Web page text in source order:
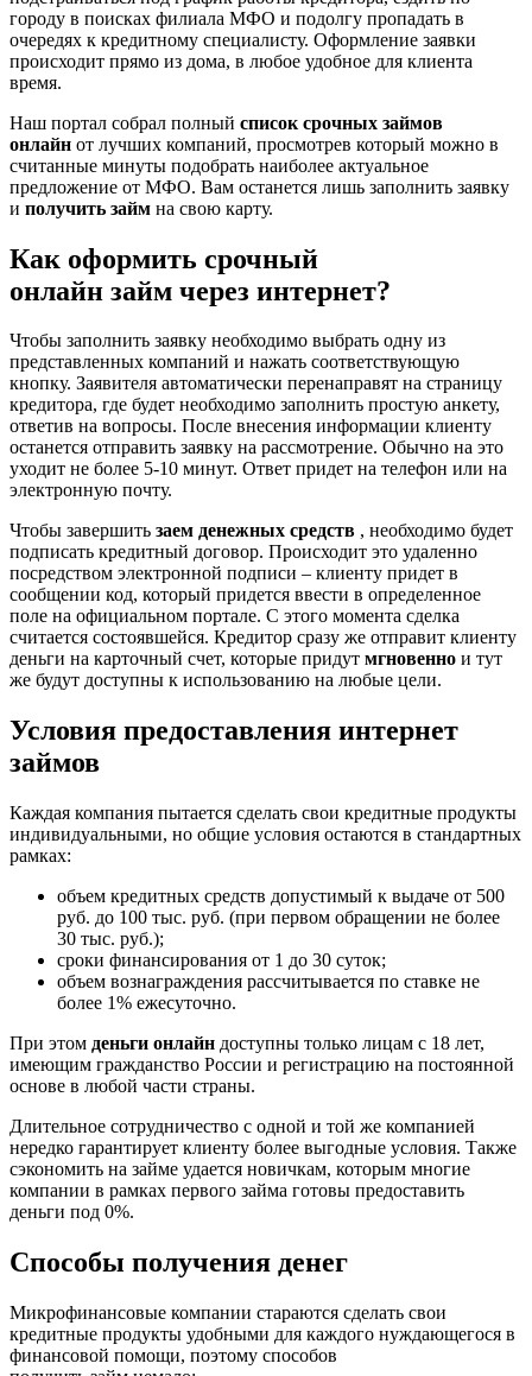
городу в поисках филиала МФО и подолгу пропадать в
очередях к кредитному специалисту. Оформление заявки
происходит прямо из дома, в любое удобное для клиента
время.
Наш портал собрал полный список срочных займов
онлайн от лучших компаний, просмотрев который можно в
считанные минуты подобрать наиболее актуальное
предложение от МФО. Вам останется лишь заполнить заявку
и получить займ на свою карту.
Как оформить срочный
онлайн займ через интернет?
Чтобы заполнить заявку необходимо выбрать одну из
представленных компаний и нажать соответствующую
кнопку. Заявителя автоматически перенаправят на страницу
кредитора, где будет необходимо заполнить простую анкету,
ответив на вопросы. После внесения информации клиенту
останется отправить заявку на рассмотрение. Обычно на это
уходит не более 5-10 минут. Ответ придет на телефон или на
электронную почту.
Чтобы завершить заем денежных средств , необходимо будет
подписать кредитный договор. Происходит это удаленно
посредством электронной подписи – клиенту придет в
сообщении код, который придется ввести в определенное
поле на официальном портале. С этого момента сделка
считается состоявшейся. Кредитор сразу же отправит клиенту
деньги на карточный счет, которые придут мгновенно и тут
же будут доступны к использованию на любые цели.
Условия предоставления интернет
займов
Каждая компания пытается сделать свои кредитные продукты
индивидуальными, но общие условия остаются в стандартных
рамках:
объем кредитных средств допустимый к выдаче от 500
руб. до 100 тыс. руб. (при первом обращении не более
30 тыс. руб.);
сроки финансирования от 1 до 30 суток;
объем вознаграждения рассчитывается по ставке не
более 1% ежесуточно.
При этом деньги онлайн доступны только лицам с 18 лет,
имеющим гражданство России и регистрацию на постоянной
основе в любой части страны.
Длительное сотрудничество с одной и той же компанией
нередко гарантирует клиенту более выгодные условия. Также
сэкономить на займе удается новичкам, которым многие
компании в рамках первого займа готовы предоставить
деньги под 0%.
Способы получения денег
Микрофинансовые компании стараются сделать свои
кредитные продукты удобными для каждого нуждающегося в
финансовой помощи, поэтому способов